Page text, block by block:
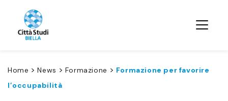
Home >News > Formazione > Formazione per favorire
l’occupabilità